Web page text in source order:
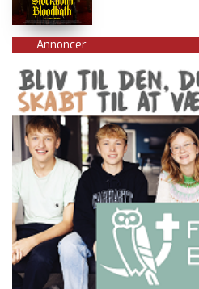
Annoncer